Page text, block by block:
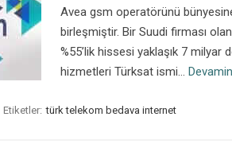
Avea gsm operatörünü
birleşmiştir. Bir Suudi firması
%55’lik hissesi yaklaşık 7 milyar
hizmetleri Türksat ismi…
Etiketler: türk telekom bedava internet